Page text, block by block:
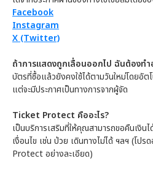
Facebook
Instagram
X (Twitter)
ถ้าการแสดงถูกเลื่อนออกไป ฉันต้องทำ
บัตรที่ซื้อแล้วยังคงใช้ได้ตามวันใหม่โดยอัต
แต่จะมีประกาศเป็นทางการจากผู้จัด
Ticket Protect คืออะไร?
เป็นบริการเสริมที่ให้คุณสามารถขอคืนเงินไ
เงื่อนไข เช่น ป่วย เดินทางไม่ได้ ฯลฯ (โป
Protect อย่างละเอียด)